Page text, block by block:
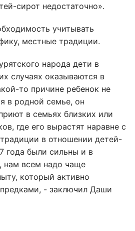
сирот недостаточно».
учитывать
местные традиции.
народа дети в
случаях оказываются в
то причине ребенок не
в родной семье, он
в семьях близких или
где его вырастят наравне с
в отношении детей-
года были сильны и в
нам всем надо чаще
который активно
- заключил Даши